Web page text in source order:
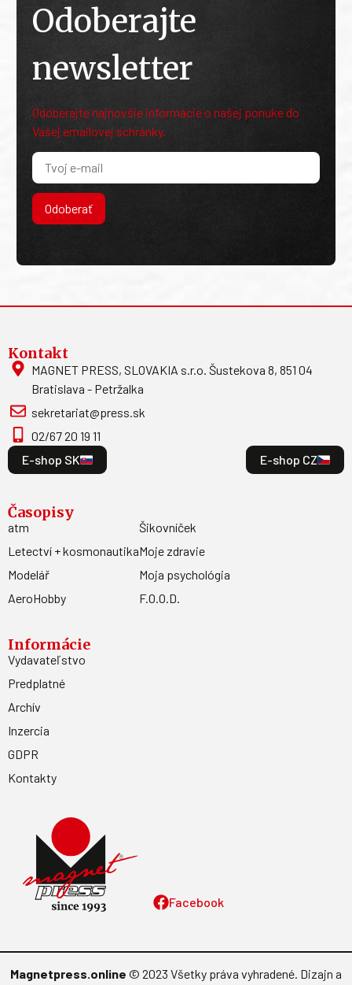
Odoberajte
newsletter
Odoberajte najnovšie informácie o našej ponuke do
Vašej emailovej schránky.
Odoberať
Facebook
Kontakt
MAGNET PRESS, SLOVAKIA s.r.o. Šustekova 8, 851 04
Bratislava - Petržalka
sekretariat@press.sk
02/67 20 19 11
E-shop SK
E-shop CZ
Časopisy
atm
Letectví + kosmonautika
Modelář
AeroHobby
Šikovníček
Moje zdravie
Moja psychológia
F.O.O.D.
Informácie
Vydavateľstvo
Predplatné
Archív
Inzercia
GDPR
Kontakty
Magnetpress.online © 2023 Všetky práva vyhradené. Dizajn a